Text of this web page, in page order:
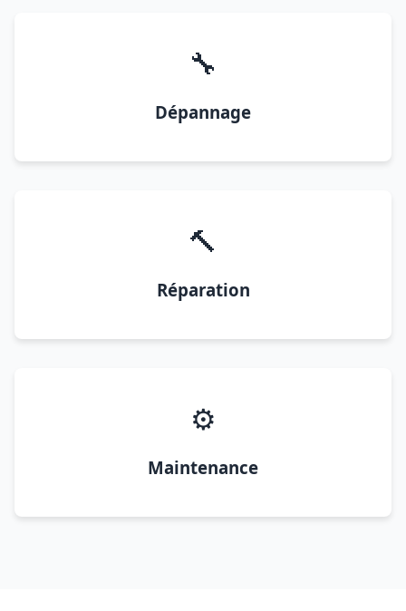
🔧
Dépannage
🔨
Réparation
⚙️
Maintenance